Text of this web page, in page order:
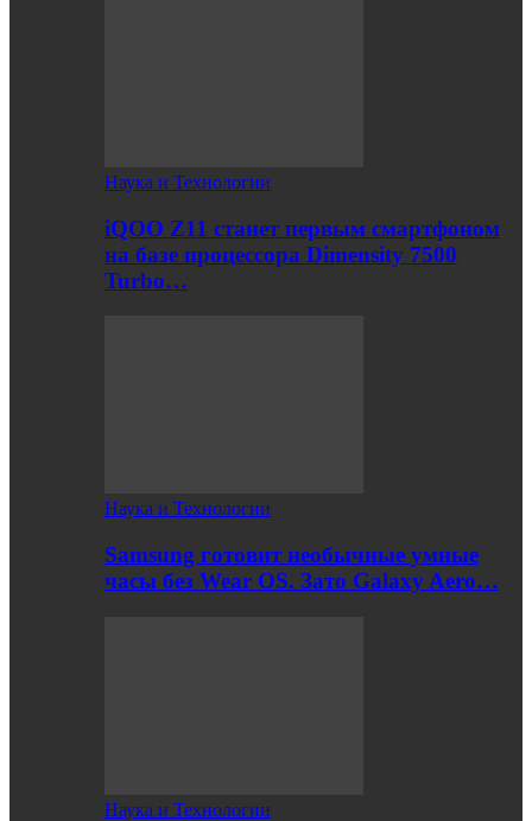
Наука и Технологии
iQOO Z11 станет первым смартфоном
на базе процессора Dimensity 7500
Turbo…
Наука и Технологии
Samsung готовит необычные умные
часы без Wear OS. Зато Galaxy Aero…
Наука и Технологии